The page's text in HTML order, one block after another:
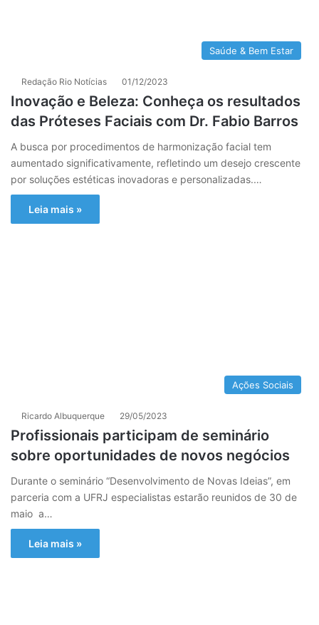
Saúde & Bem Estar
Redação Rio Notícias 01/12/2023
Inovação e Beleza: Conheça os resultados
das Próteses Faciais com Dr. Fabio Barros
A busca por procedimentos de harmonização facial tem
aumentado significativamente, refletindo um desejo crescente
por soluções estéticas inovadoras e personalizadas.…
Leia mais »
Ações Sociais
Ricardo Albuquerque 29/05/2023
Profissionais participam de seminário
sobre oportunidades de novos negócios
Durante o seminário “Desenvolvimento de Novas Ideias”, em
parceria com a UFRJ especialistas estarão reunidos de 30 de
maio a…
Leia mais »